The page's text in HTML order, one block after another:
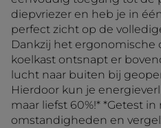
diepvriezer en heb je in
perfect zicht op de
Dankzij het ergonomische
koelkast ontsnapt er
lucht naar buiten bij
Hierdoor kun je
maar liefst 60%!* *Getest in
omstandigheden en